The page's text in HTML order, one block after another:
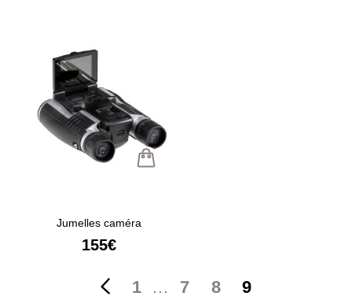
Jumelles caméra
155€
1 … 7 8 9